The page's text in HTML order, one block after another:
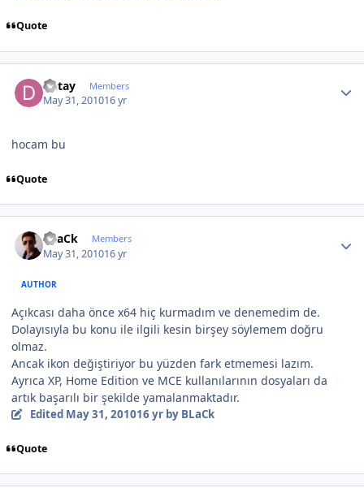
Quote
Detay Members
May 31, 201016 yr
hocam bu
Quote
BLaCk Members
May 31, 201016 yr
AUTHOR
Açıkcası daha önce x64 hiç kurmadım ve denemedim de.
Dolayısıyla bu konu ile ilgili kesin birşey söylemem doğru
olmaz.
Ancak ikon değiştiriyor bu yüzden fark etmemesi lazım.
Ayrıca XP, Home Edition ve MCE kullanılarının dosyaları da
artık başarılı bir şekilde yamalanmaktadır.
Edited May 31, 201016 yrby BLaCk
Quote